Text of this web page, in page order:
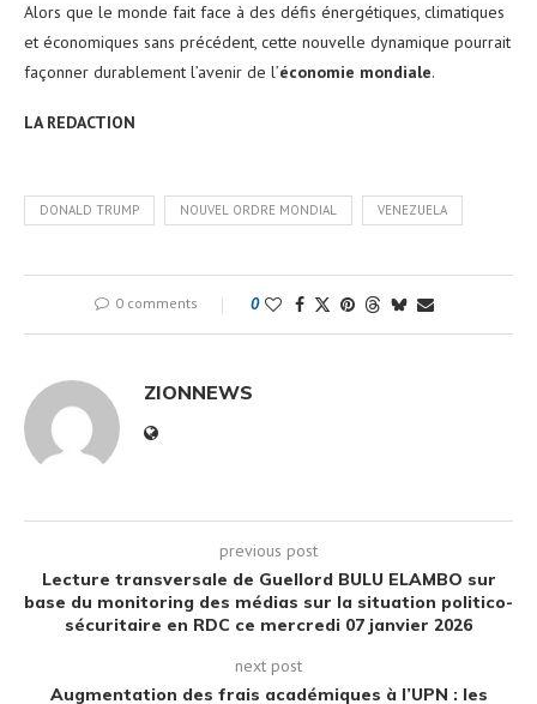
Alors que le monde fait face à des défis énergétiques, climatiques
et économiques sans précédent, cette nouvelle dynamique pourrait
façonner durablement l’avenir de l’économie mondiale.
LA REDACTION
DONALD TRUMP NOUVEL ORDRE MONDIAL VENEZUELA
0 comments 0
ZIONNEWS
previous post
Lecture transversale de Guellord BULU ELAMBO sur
base du monitoring des médias sur la situation politico-
sécuritaire en RDC ce mercredi 07 janvier 2026
next post
Augmentation des frais académiques à l’UPN : les